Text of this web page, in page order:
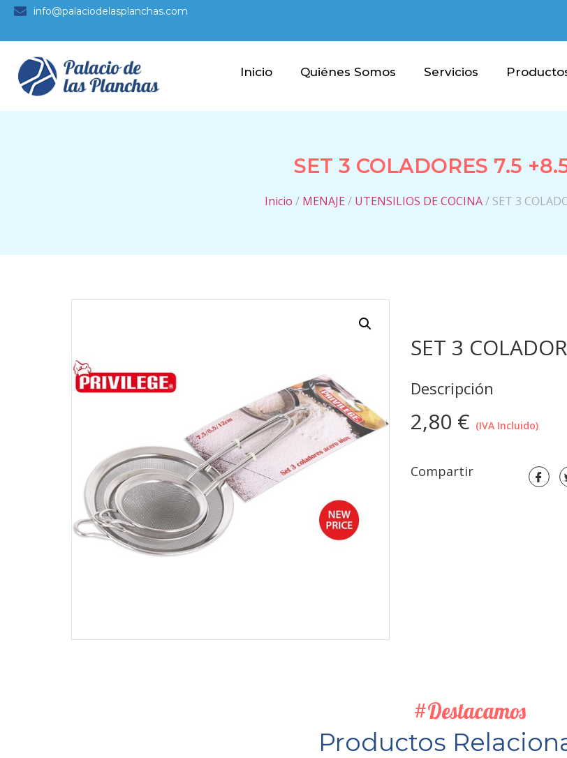
info@palaciodelasplanchas.com
Inicio Quiénes Somos Servicios
SET 3 COLADORES 7.5
Inicio / MENAJE / UTENSILIOS DE COCINA/ SET 3
SET 3
Descripción
2,80 € (IVA Incluido)
Compartir
#Destacamos
Productos